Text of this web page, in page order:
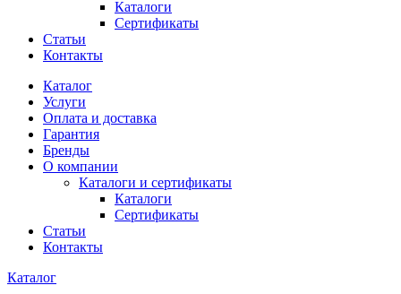
Каталоги
Сертификаты
Статьи
Контакты
Каталог
Услуги
Оплата и доставка
Гарантия
Бренды
О компании
Каталоги и сертификаты
Каталоги
Сертификаты
Статьи
Контакты
Каталог